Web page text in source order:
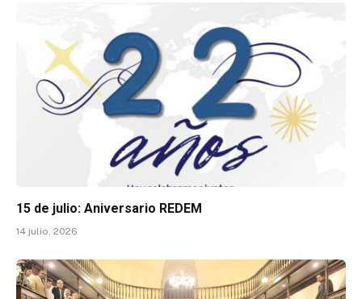
15 de julio: Aniversario REDEM
14 julio, 2026